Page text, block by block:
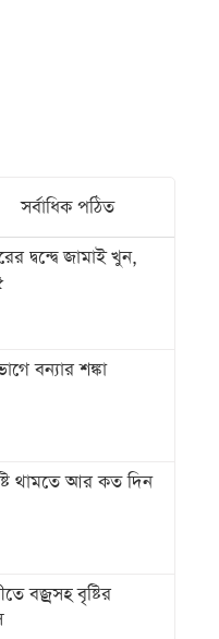
সর্বাধিক পঠিত
দ্বন্দ্বে জামাই খুন,
বন্যার শঙ্কা
থামতে আর কত দিন
বজ্রসহ বৃষ্টির